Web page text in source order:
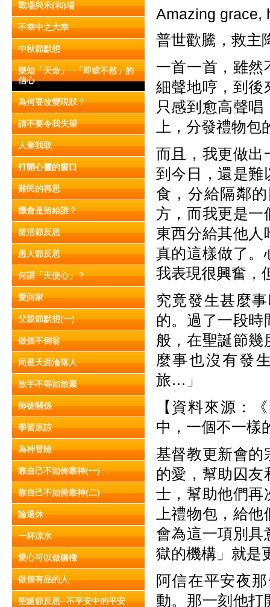
戰場與禾(和)場
不幸中之大幸
中秋節默想
樂知「天命」─「即或不然」的
信心
為何要改變現狀？
請不要令我失望
人棄我取
打開心靈的窗口
難民的再思
機會是留給誰？
復活節反思
愚人節反思
何謂「天使心」？
愛回家
父親節默想(一)
做個不倒翁
同是天涯淪落人
放手不等如放棄
師徒關係
學習原諒
為神冒險
靠自己不如倚靠神(一)
靠自己不如倚靠神(二)
論退休
一杯涼水
愛心可以做橋樑
做個有品的人
聖誕節反思─不平安中的平安
Amazing grace,
普世歡騰，救
一首一首，雖然
細聲地哼，到後
只感到愈高聲
上，分發禮物
而且，我更做出
到今日，還是難
食，分給隔鄰
方，而我更是一
東西分給其他人
真的這樣做了。
我表現很興奮，
究竟發生甚麼
的。過了一段時
般，在聖誕節幾
麼事也沒有發
旅…」
【資料來源：
中，一個不一樣
基督教更新會的
的愛，幫助囚友
士，幫助他們再
上禮物包，給
會為這一項別具
獄的機構」就是
阿信在平安夜
動。那一刻他打